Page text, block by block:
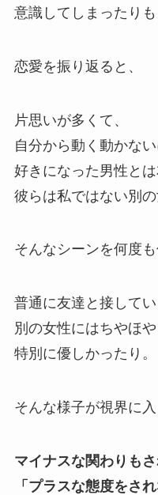
意識してしまったりも
恋愛を振り返ると、
片思いが多くて、
自分から動く動かない
好きになった男性とは
彼らは私ではない別の
そんなシーンを何度
普通に友達と接してい
別の女性にはちやほや
特別に優しかったり。
そんな様子が視界に入
マイナスな関わりも
「プラスな態度をされ